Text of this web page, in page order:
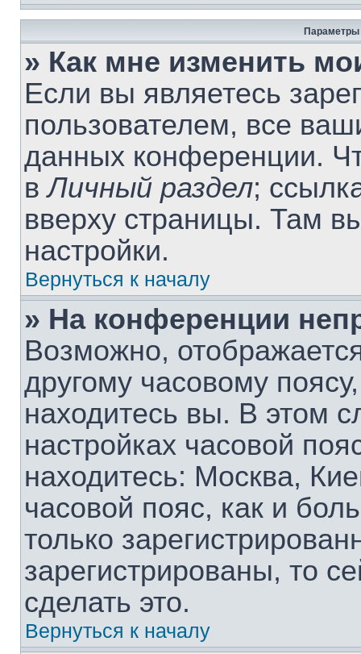
Параметры
» Как мне изменить
Если вы являетесь
пользователем, все
данных конференции.
вЛичный раздел;
вверху страницы. Там
настройки.
Вернуться к началу
» На конференции
Возможно,
другому часовому
находитесь вы. В этом
настройках часовой
находитесь: Москва,
часовой пояс, как и
только
зарегистрированы, то
сделать это.
Вернуться к началу